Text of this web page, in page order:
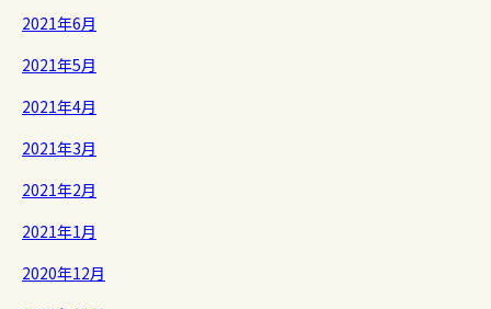
2021年6月
2021年5月
2021年4月
2021年3月
2021年2月
2021年1月
2020年12月